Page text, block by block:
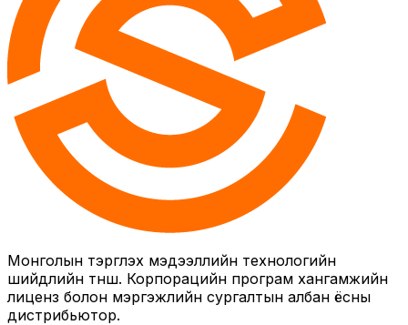
Монголын тэргүүлэх мэдээллийн технологийн
шийдлийн түнш. Корпорацийн програм хангамжийн
лиценз болон мэргэжлийн сургалтын албан ёсны
дистрибьютор.